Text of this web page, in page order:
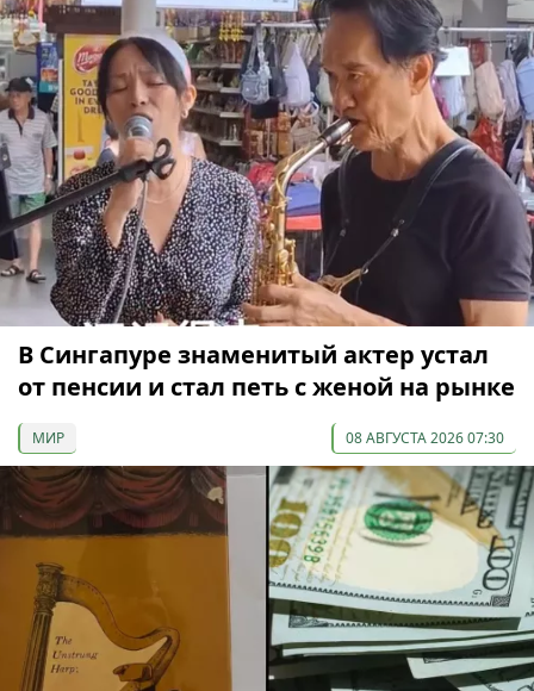
В Сингапуре знаменитый актер устал
от пенсии и стал петь с женой на рынке
МИР 08 АВГУСТА 2026 07:30